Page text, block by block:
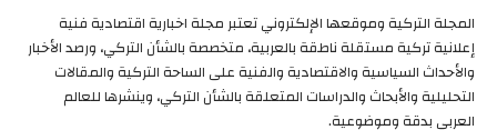
المجلة التركية وموقعها الإلكتروني تعتبر مجلة اخبارية اقتصادية فنية
إعلانية تركية مستقلة ناطقة بالعربية، متخصصة بالشأن التركي، ورصد الأخبار
والأحداث السياسية والاقتصادية والفنية على الساحة التركية والمقالات
التحليلية والأبحاث والدراسات المتعلقة بالشأن التركي، وينشرها للعالم
العربي بدقة وموضوعية.